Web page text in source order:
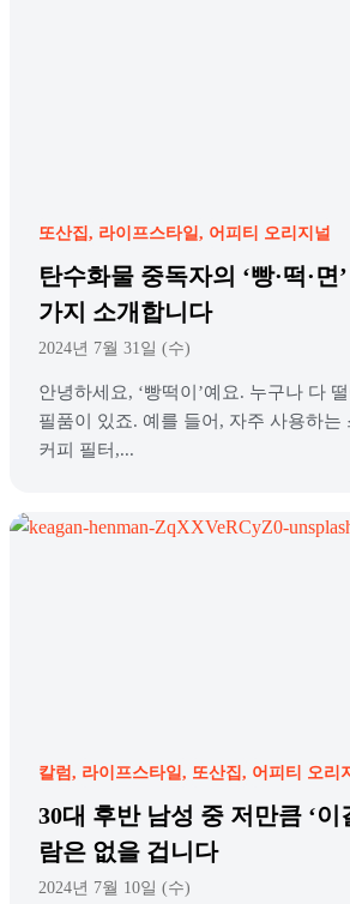
또산집 라이프스타일 어피티 오리지널
탄수화물 중독자의 ‘빵·떡·면
가지 소개합니다
2024년 7월 31일 (수)
안녕하세요, ‘빵떡이’예요. 누구나 다
필품이 있죠. 예를 들어, 자주 사용하는
커피 필터,...
칼럼 라이프스타일 또산집 어피티 오리
30대 후반 남성 중 저만큼 ‘이
람은 없을 겁니다
2024년 7월 10일 (수)